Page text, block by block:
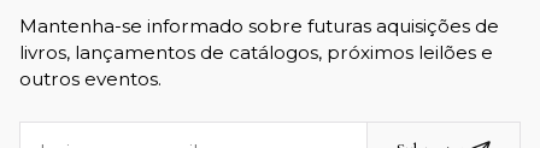
Mantenha-se informado sobre futuras aquisições de
livros, lançamentos de catálogos, próximos leilões e
outros eventos.